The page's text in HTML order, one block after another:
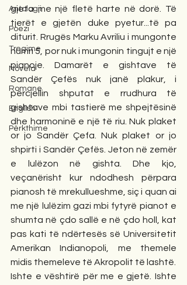
Antologji
Poezi
Tregime
Novela
Romane
English
Përkthime
gjeta me një fletë harte në dorë. Të
tjerët e gjetën duke pyetur...të pa
diturit. Rrugës Marku Avriliu i mungonte
numri 5, por nuk i mungonin tingujt e një
pianoje. Damarët e gishtave të
Sandër Çefës nuk janë plakur, i
përcjellin shputat e rrudhura të
gishtave mbi tastierë me shpejtësinë
dhe harmoninë e një të riu. Nuk plaket
or jo Sandër Çefa. Nuk plaket or jo
shpirti i Sandër Çefës. Jeton në zemër
e lulëzon në gishta. Dhe kjo,
veçanërisht kur ndodhesh përpara
pianosh të mrekullueshme, siç i quan ai
me një lulëzim gazi mbi fytyrë pianot e
shumta në çdo sallë e në çdo holl, kat
pas kati të ndërtesës së Universitetit
Amerikan Indianopoli, me themele
midis themeleve të Akropolit të lashtë.
Ishte e vështirë për me e gjetë. Ishte